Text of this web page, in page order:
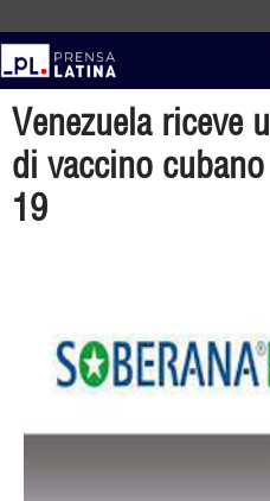
Venezuela riceve
di vaccino
19